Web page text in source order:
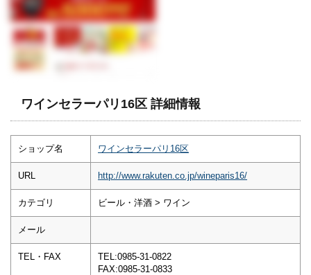
ワインセラーパリ16区 詳細情報
ショップ名 ワインセラーパリ16区
URL http://www.rakuten.co.jp/wineparis16/
カテゴリ ビール・洋酒 > ワイン
メール
TEL・FAX
TEL:0985-31-0822
FAX:0985-31-0833